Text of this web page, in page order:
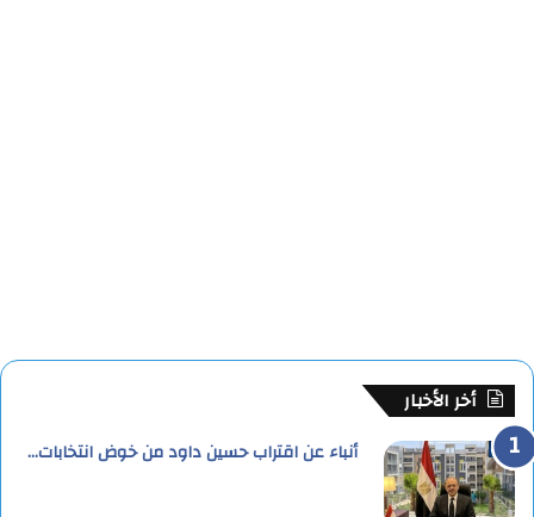
أخر الأخبار
أنباء عن اقتراب حسين داود من خوض انتخابات…